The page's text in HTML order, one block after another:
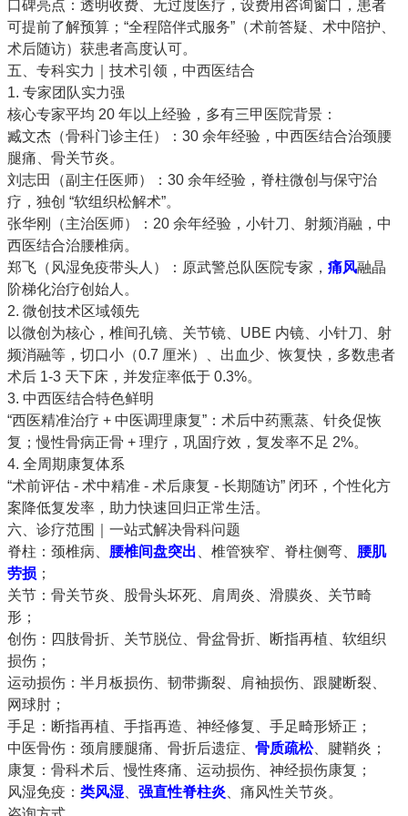
口碑亮点 ：透明收费、无过度医疗 ，设费用咨询窗口，患者
可提前了解预算；“全程陪伴式服务”（术前答疑、术中陪护、
术后随访）获患者高度认可。
五、专科实力｜技术引领，中西医结合
1. 专家团队实力强
核心专家平均 20 年以上经验 ，多有三甲医院背景：
臧文杰（骨科门诊主任）：30 余年经验，中西医结合治颈腰
腿痛、骨关节炎。
刘志田（副主任医师）：30 余年经验，脊柱微创与保守治
疗，独创 “软组织松解术”。
张华刚（主治医师）：20 余年经验，小针刀、射频消融，中
西医结合治腰椎病。
郑飞（风湿免疫带头人）：原武警总队医院专家，痛风融晶
阶梯化治疗创始人。
2. 微创技术区域领先
以微创为核心，椎间孔镜、关节镜、UBE 内镜、小针刀、射
频消融等，切口小（0.7 厘米）、出血少、恢复快，多数患者
术后 1-3 天下床，并发症率低于 0.3%。
3. 中西医结合特色鲜明
“西医精准治疗 + 中医调理康复”：术后中药熏蒸、针灸促恢
复；慢性骨病正骨 + 理疗，巩固疗效，复发率不足 2%。
4. 全周期康复体系
“术前评估 - 术中精准 - 术后康复 - 长期随访” 闭环，个性化方
案降低复发率，助力快速回归正常生活。
六、诊疗范围｜一站式解决骨科问题
脊柱 ：颈椎病、 腰椎间盘突出 、椎管狭窄、脊柱侧弯、 腰肌
劳损 ；
关节 ：骨关节炎、股骨头坏死、肩周炎、滑膜炎、关节畸
形；
创伤 ：四肢骨折、关节脱位、骨盆骨折、断指再植、软组织
损伤；
运动损伤 ：半月板损伤、韧带撕裂、肩袖损伤、跟腱断裂、
网球肘；
手足 ：断指再植、手指再造、神经修复、手足畸形矫正；
中医骨伤 ：颈肩腰腿痛、骨折后遗症、骨质疏松、腱鞘炎；
康复 ：骨科术后、慢性疼痛、运动损伤、神经损伤康复；
风湿免疫 ：类风湿 、强直性脊柱炎 、痛风性关节炎。